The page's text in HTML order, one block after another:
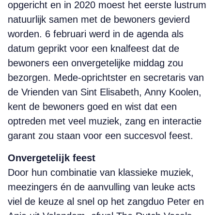
opgericht en in 2020 moest het eerste lustrum
natuurlijk samen met de bewoners gevierd
worden. 6 februari werd in de agenda als
datum geprikt voor een knalfeest dat de
bewoners een onvergetelijke middag zou
bezorgen. Mede-oprichtster en secretaris van
de Vrienden van Sint Elisabeth, Anny Koolen,
kent de bewoners goed en wist dat een
optreden met veel muziek, zang en interactie
garant zou staan voor een succesvol feest.
Onvergetelijk feest
Door hun combinatie van klassieke muziek,
meezingers én de aanvulling van leuke acts
viel de keuze al snel op het zangduo Peter en